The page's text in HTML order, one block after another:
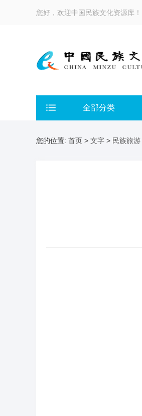
您好，欢迎中国民族文化资源库！
全部分类
您的位置: 首页 > 文字 > 民族旅游